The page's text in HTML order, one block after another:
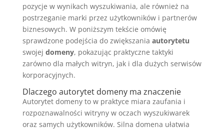
pozycje w wynikach wyszukiwania, ale również na
postrzeganie marki przez użytkowników i partnerów
biznesowych. W poniższym tekście omówię
sprawdzone podejścia do zwiększania autorytetu
swojej domeny, pokazując praktyczne taktyki
zarówno dla małych witryn, jak i dla dużych serwisów
korporacyjnych.
Dlaczego autorytet domeny ma znaczenie
Autorytet domeny to w praktyce miara zaufania i
rozpoznawalności witryny w oczach wyszukiwarek
oraz samych użytkowników. Silna domena ułatwia